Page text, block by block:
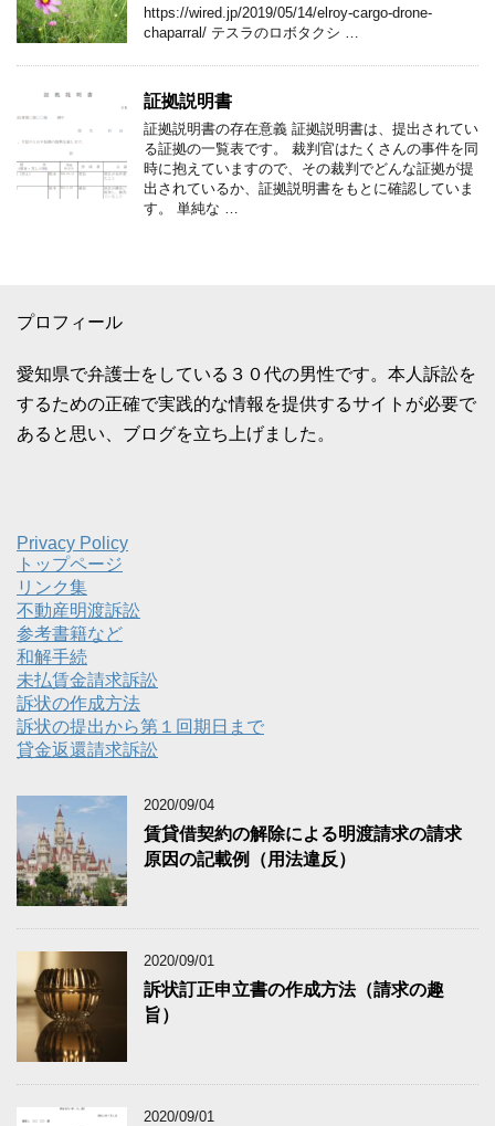
https://wired.jp/2019/05/14/elroy-cargo-drone-
chaparral/ テスラのロボタクシ …
証拠説明書
証拠説明書の存在意義 証拠説明書は、提出されてい
る証拠の一覧表です。 裁判官はたくさんの事件を同
時に抱えていますので、その裁判でどんな証拠が提
出されているか、証拠説明書をもとに確認していま
す。 単純な …
プロフィール
愛知県で弁護士をしている３０代の男性です。本人訴訟を
するための正確で実践的な情報を提供するサイトが必要で
あると思い、ブログを立ち上げました。
Privacy Policy
トップページ
リンク集
不動産明渡訴訟
参考書籍など
和解手続
未払賃金請求訴訟
訴状の作成方法
訴状の提出から第１回期日まで
貸金返還請求訴訟
2020/09/04
賃貸借契約の解除による明渡請求の請求
原因の記載例（用法違反）
2020/09/01
訴状訂正申立書の作成方法（請求の趣
旨）
2020/09/01